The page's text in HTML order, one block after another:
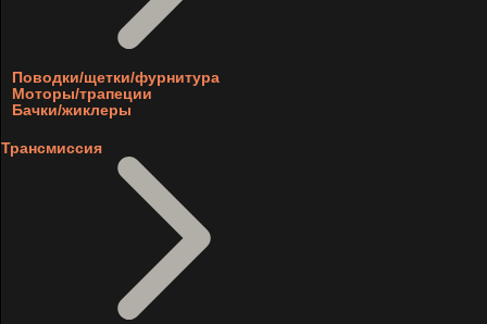
Поводки/щетки/фурнитура
Моторы/трапеции
Бачки/жиклеры
Трансмиссия